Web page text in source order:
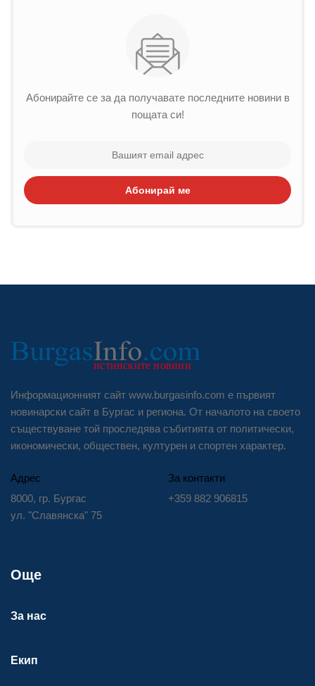
Абонирайте се за да получавате последните новини в
пощата си!
Абонирай ме
Информационният сайт www.burgasinfo.com е първият
новинарски сайт в Бургас и региона. От началото на своето
съществуване той проследява събитията от политически,
икономически, обществен, културен и спортен характер.
Адрес
8000, гр. Бургас
ул. "Славянска" 75
За контакти
+359 882 906815
Още
За нас
Екип